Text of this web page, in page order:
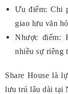
Ưu điểm: Chi
giao lưu văn
Nhược điểm:
nhiều sự riêng
Share House là
lưu trú lâu dài tại